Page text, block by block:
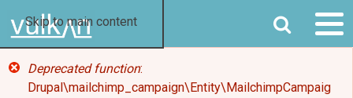
Skip to main content SØK
FEILMELDING
Deprecated function:
Drupal\mailchimp_campaign\Entity\MailchimpCampaig